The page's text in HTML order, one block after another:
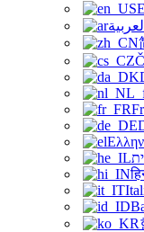
العربية